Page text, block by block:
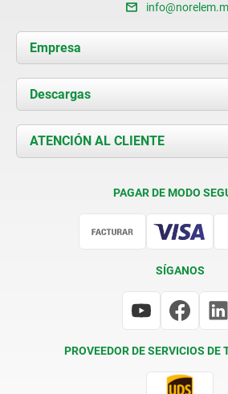
Empresa
Acerca de nosotros
Novedades
Contacto
Descargas
Documents
ATENCIÓN AL CLIENTE
PAGAR DE MODO
SÍGANOS
PROVEEDOR DE SERVICIOS DE